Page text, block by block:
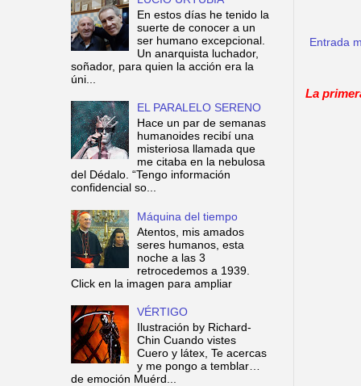
Entrada
La
En estos días he tenido la
suerte de conocer a un
ser humano excepcional.
Un anarquista luchador,
soñador, para quien la acción era la
úni...
EL PARALELO SERENO
Hace un par de semanas
humanoides recibí una
misteriosa llamada que
me citaba en la nebulosa
del Dédalo. “Tengo información
confidencial so...
Máquina del tiempo
Atentos, mis amados
seres humanos, esta
noche a las 3
retrocedemos a 1939.
Click en la imagen para ampliar
VÉRTIGO
Ilustración by Richard-
Chin Cuando vistes
Cuero y látex, Te acercas
y me pongo a temblar…
de emoción Muérd...